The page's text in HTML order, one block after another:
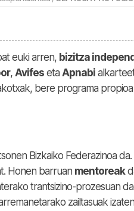
euki arren, bizitza
, Avifes eta Apnabi
bere programa
Bizkaiko Federazinoa da.
Honen barruan mentoreak
trantsizino-prozesuan
zailtasuak